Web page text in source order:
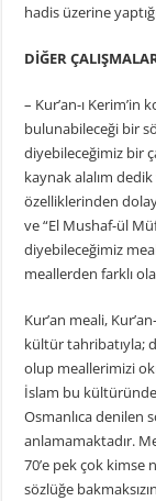
hadis üzerine
DİĞER
– Kur’an-ı
bulunabileceği bir
diyebileceğimiz bir
kaynak alalım
özelliklerinden
ve “El Mushaf-ül
diyebileceğimiz
meallerden farklı
Kur’an meali,
kültür tahribatıyla;
olup meallerimizi
İslam bu
Osmanlıca denilen
anlamamaktadır.
70’e pek çok
sözlüğe